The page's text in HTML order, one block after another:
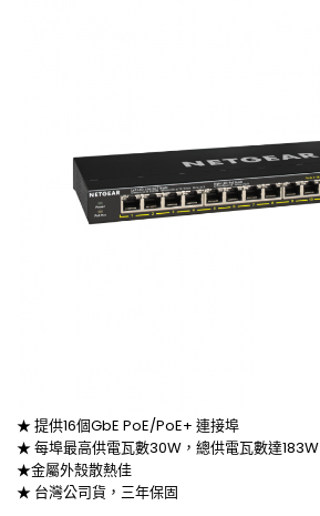
★ 提供16個GbE PoE/PoE+ 連接埠
★ 每埠最高供電瓦數30W，總供電瓦數達183W
★金屬外殼散熱佳
★ 台灣公司貨，三年保固